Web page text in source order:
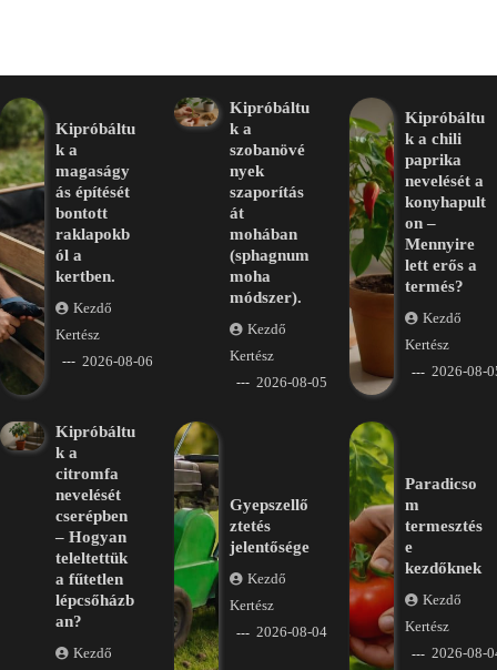
Kipróbáltu
k a
magaságy
ás építését
bontott
raklapokb
ól a
kertben.
Kezdő
Kertész
2026-08-06
Kipróbáltu
k a
szobanövé
nyek
szaporítás
át
mohában
(sphagnum
moha
módszer).
Kezdő
Kertész
2026-08-05
Kipróbáltu
k a chili
paprika
nevelését a
konyhapult
on –
Mennyire
lett erős a
termés?
Kezdő
Kertész
2026-08-
Kipróbáltu
k a
citromfa
nevelését
cserépben
– Hogyan
teleltettük
a fűtetlen
lépcsőházb
an?
Kezdő
Gyepszellő
ztetés
jelentősége
Kezdő
Kertész
2026-08-04
Paradicso
m
termesztés
e
kezdőknek
Kezdő
Kertész
2026-08-